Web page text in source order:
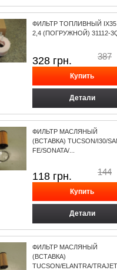
ФИЛЬТР ТОПЛИВНЫЙ IX35
2,4 (ПОГРУЖНОЙ) 31112-
328 грн. 387
Детали
ФИЛЬТР МАСЛЯНЫЙ
(ВСТАВКА) TUCSON/I30/
FE/SONATA/...
118 грн. 144
Детали
ФИЛЬТР МАСЛЯНЫЙ
(ВСТАВКА)
TUCSON/ELANTRA/